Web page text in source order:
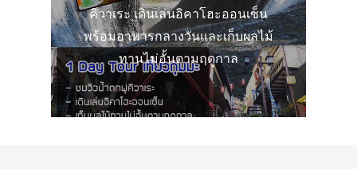
คิวาเระ เดินเล่นอิคาโฮะออนเซ็น
พร้อมอาหารกลางวันและเก็บผลไม้
ทานไม่อั้นตามฤดูกาล